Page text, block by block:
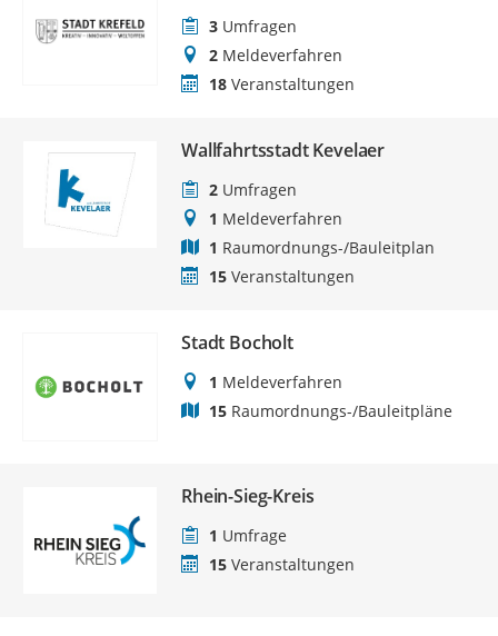
3 Umfragen
2 Meldeverfahren
18 Veranstaltungen
Wallfahrtsstadt Kevelaer
2 Umfragen
1 Meldeverfahren
1 Raumordnungs-/Bauleitplan
15 Veranstaltungen
Stadt Bocholt
1 Meldeverfahren
15 Raumordnungs-/Bauleitpläne
Rhein-Sieg-Kreis
1 Umfrage
15 Veranstaltungen